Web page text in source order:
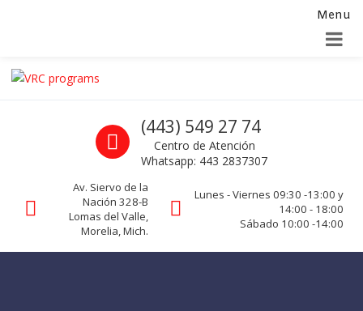
Menu
Skip to navigation
Skip to content
La seguridad de su empresa es nuestro negocio.
Call us
(443) 549 27 74
Centro de Atención
Whatsapp: 443 2837307
Av. Siervo de la
Nación 328-B
Lomas del Valle,
Morelia, Mich.
Lunes - Viernes 09:30 -13:00 y
14:00 - 18:00
Sábado 10:00 -14:00